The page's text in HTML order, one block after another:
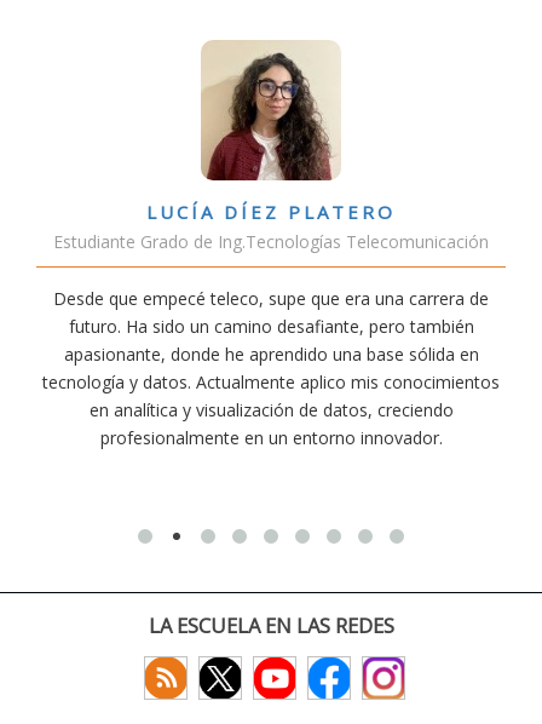
Telecomunicación
era una carrera de
pero también
una base sólida en
mis conocimientos
datos, creciendo
innovador.
VÍCTOR SÁNCHEZ
Estudiante Doble Grado
Estudiar teleco me ha permitido
conectividad afecta nuestra vida
exige esfuerzo, he dedicado parte
actividades como el salvamento y
convencido de que elegir teleco ha
decisiones que he
LA ESCUELA EN LAS REDES